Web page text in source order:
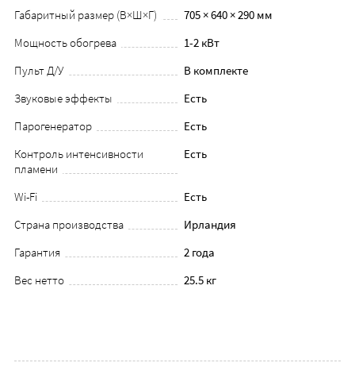
Габаритный размер (В×Ш×Г)
705 × 640 × 290 мм
Мощность обогрева
1-2 кВт
Пульт Д/У
В комплекте
Звуковые эффекты
Есть
Парогенератор
Есть
Контроль интенсивности
пламени
Есть
Wi-Fi
Есть
Страна производства
Ирландия
Гарантия
2 года
Вес нетто
25.5 кг